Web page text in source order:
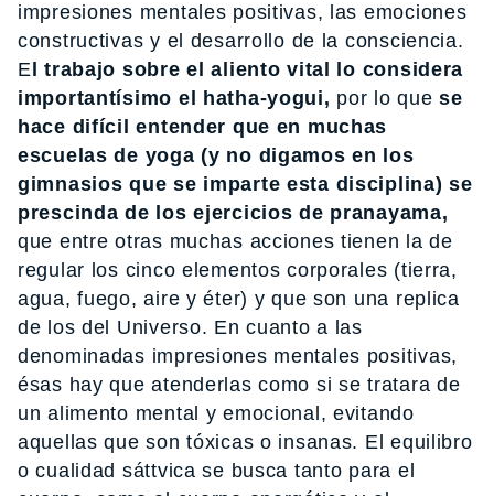
impresiones mentales positivas, las emociones
constructivas y el desarrollo de la consciencia.
E l trabajo sobre el aliento vital lo considera
importantísimo el hatha-yogui, por lo quese
hace difícil entender que en muchas
escuelas de yoga (y no digamos en los
gimnasios que se imparte esta disciplina) se
prescinda de los ejercicios de pranayama,
que entre otras muchas acciones tienen la de
regular los cinco elementos corporales (tierra,
agua, fuego, aire y éter) y que son una replica
de los del Universo. En cuanto a las
denominadas impresiones mentales positivas,
ésas hay que atenderlas como si se tratara de
un alimento mental y emocional, evitando
aquellas que son tóxicas o insanas. El equilibro
o cualidad sáttvica se busca tanto para el